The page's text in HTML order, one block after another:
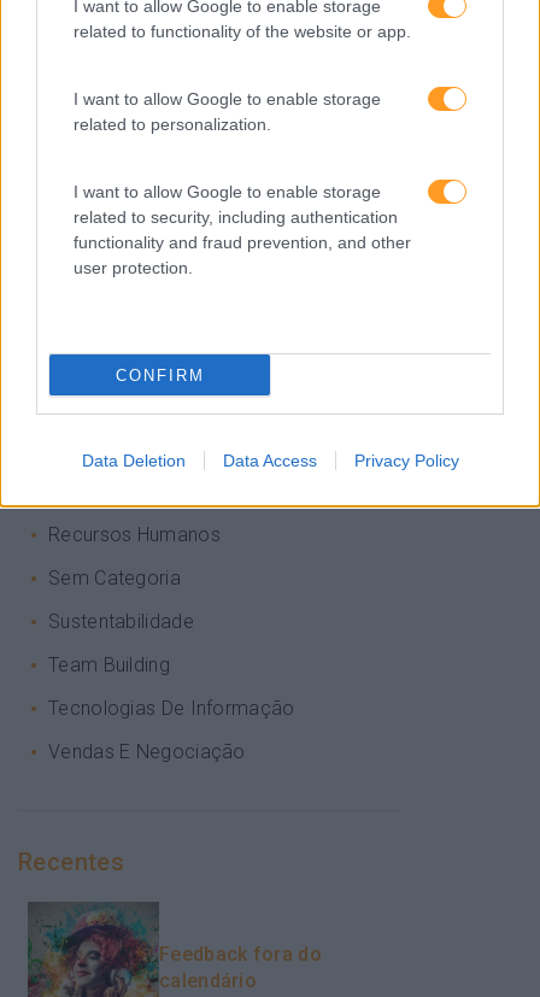
I want to allow Google to enable storage
related to functionality of the website or app.
I want to allow Google to enable storage
related to personalization.
I want to allow Google to enable storage
related to security, including authentication
functionality and fraud prevention, and other
user protection.
CONFIRM
Data Deletion Data Access Privacy Policy
Desenvolvimento De Competências
Expo RH
Inglês
Interculturalidade
Keep In Mind
Mudança
Perspetivas
Recursos Humanos
Sem Categoria
Sustentabilidade
Team Building
Tecnologias De Informação
Vendas E Negociação
Recentes
Feedback fora do
calendário